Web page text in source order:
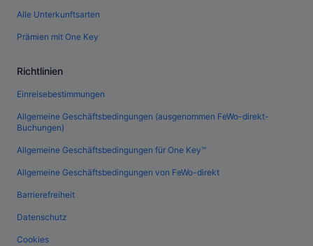
Alle Unterkunftsarten
Prämien mit One Key
Richtlinien
Einreisebestimmungen
Allgemeine Geschäftsbedingungen (ausgenommen FeWo-direkt-
Buchungen)
Allgemeine Geschäftsbedingungen für One Key™
Allgemeine Geschäftsbedingungen von FeWo-direkt
Barrierefreiheit
Datenschutz
Cookies